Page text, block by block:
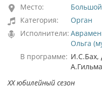
Место:
Категория:
Орган
Исполнители:
Ольга
В программе:
ХХ юбилейный сезон